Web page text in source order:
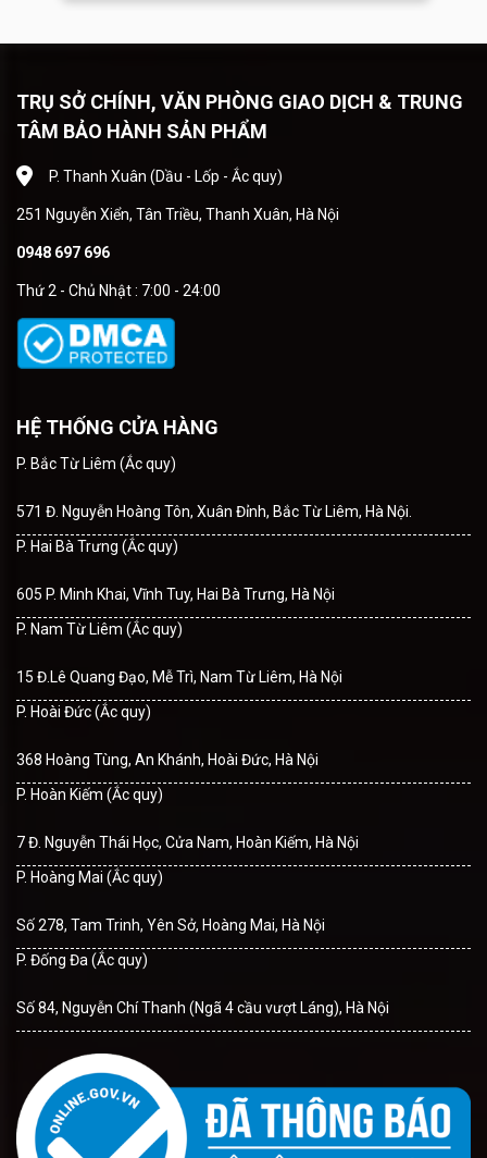
TRỤ SỞ CHÍNH, VĂN PHÒNG GIAO DỊCH & TRUNG
TÂM BẢO HÀNH SẢN PHẨM
P. Thanh Xuân (Dầu - Lốp - Ắc quy)
251 Nguyễn Xiển, Tân Triều, Thanh Xuân, Hà Nội
0948 697 696
Thứ 2 - Chủ Nhật : 7:00 - 24:00
HỆ THỐNG CỬA HÀNG
P. Bắc Từ Liêm (Ắc quy)
571 Đ. Nguyễn Hoàng Tôn, Xuân Đỉnh, Bắc Từ Liêm, Hà Nội.
P. Hai Bà Trưng (Ắc quy)
605 P. Minh Khai, Vĩnh Tuy, Hai Bà Trưng, Hà Nội
P. Nam Từ Liêm (Ắc quy)
15 Đ.Lê Quang Đạo, Mễ Trì, Nam Từ Liêm, Hà Nội
P. Hoài Đức (Ắc quy)
368 Hoàng Tùng, An Khánh, Hoài Đức, Hà Nội
P. Hoàn Kiếm (Ắc quy)
7 Đ. Nguyễn Thái Học, Cửa Nam, Hoàn Kiếm, Hà Nội
P. Hoàng Mai (Ắc quy)
Số 278, Tam Trinh, Yên Sở, Hoàng Mai, Hà Nội
P. Đống Đa (Ắc quy)
Số 84, Nguyễn Chí Thanh (Ngã 4 cầu vượt Láng), Hà Nội